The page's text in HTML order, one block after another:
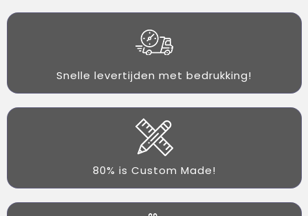
Snelle levertijden met bedrukking!
80% is Custom Made!